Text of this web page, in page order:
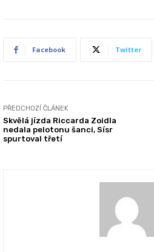
Facebook Twitter
PŘEDCHOZÍ ČLÁNEK
Skvělá jízda Riccarda Zoidla
nedala pelotonu šanci, Sísr
spurtoval třetí